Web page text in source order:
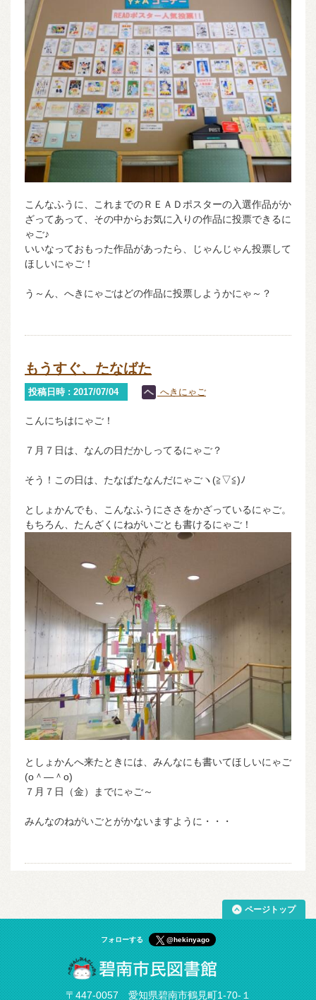
こんなふうに、これまでのＲＥＡＤポスターの入選作品がか
ざってあって、その中からお気に入りの作品に投票できるに
ゃご♪
いいなっておもった作品があったら、じゃんじゃん投票して
ほしいにゃご！
う～ん、へきにゃごはどの作品に投票しようかにゃ～？
もうすぐ、たなばた
投稿日時 : 2017/07/04 へきにゃご
こんにちはにゃご！
７月７日は、なんの日だかしってるにゃご？
そう！この日は、たなばたなんだにゃごヽ(≧▽≦)ﾉ
としょかんでも、こんなふうにささをかざっているにゃご。
もちろん、たんざくにねがいごとも書けるにゃご！
としょかんへ来たときには、みんなにも書いてほしいにゃご
(o＾―＾o)
７月７日（金）までにゃご～
みんなのねがいごとがかないますように・・・
ページトップ
フォローする @hekinyago
〒447-0057 愛知県碧南市鶴見町1-70-１